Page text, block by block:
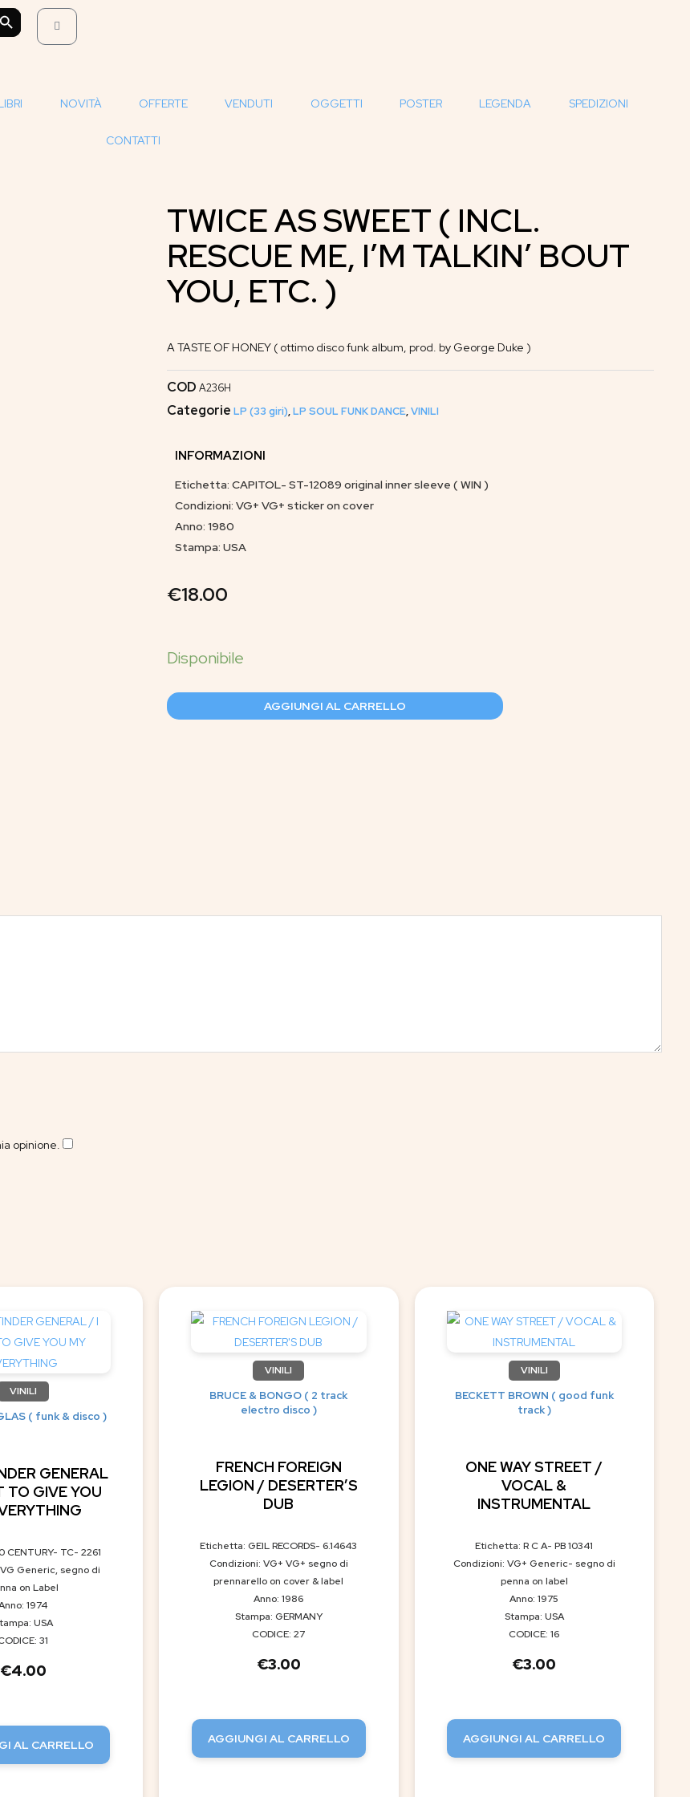
BUTTON
NOVITÀ OFFERTE VENDUTI OGGETTI POSTER LEGENDA SPEDIZIONI
CONTATTI
TWICE AS SWEET ( INCL.
RESCUE ME, I’M TALKIN’ BOUT
YOU, ETC. )
A TASTE OF HONEY ( ottimo disco funk album, prod. by George Duke )
COD A236H
Categorie LP (33 giri),LP SOUL FUNK DANCE,VINILI
INFORMAZIONI
Etichetta: CAPITOL- ST-12089 original inner sleeve ( WIN )
Condizioni: VG+ VG+ sticker on cover
Anno: 1980
Stampa: USA
€18.00
AGGIUNGI AL CARRELLO
opinione.
VINILI
( funk & disco )
GENERAL
TO GIVE YOU
CENTURY- TC- 2261
Generic, segno di
on Label
1974
USA
31
€4.00
AL CARRELLO
VINILI
BRUCE & BONGO ( 2 track
electro disco )
FRENCH FOREIGN
LEGION / DESERTER’S
DUB
Etichetta: GEIL RECORDS- 6.14643
Condizioni: VG+ VG+ segno di
prennarello on cover & label
Anno: 1986
Stampa: GERMANY
CODICE: 27
€3.00
AGGIUNGI AL CARRELLO
VINILI
BECKETT BROWN ( good funk
track )
ONE WAY STREET /
VOCAL &
INSTRUMENTAL
Etichetta: R C A- PB 10341
Condizioni: VG+ Generic- segno di
penna on label
Anno: 1975
Stampa: USA
CODICE: 16
€3.00
AGGIUNGI AL CARRELLO